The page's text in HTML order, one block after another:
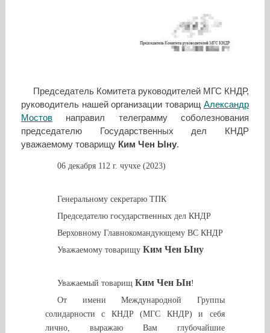
Председатель Комитета руководителей МГС КНДР,
руководитель нашей организации товарищ Александр
Мостовнаправил телеграмму соболезнования
председателю Государственных дел КНДР
уважаемому товарищу Ким Чен Ыну.
06 декабря 112 г. чучхе (2023)
Генеральному секретарю ТПК
Председателю государственных дел КНДР
Верховному Главнокомандующему ВС КНДР
Уважаемому товарищу Ким Чен Ыну
Уважаемый товарищ Ким Чен Ын!
От имени Международной Группы
солидарности с КНДР (МГС КНДР) и себя
лично, выражаю Вам глубочайшие